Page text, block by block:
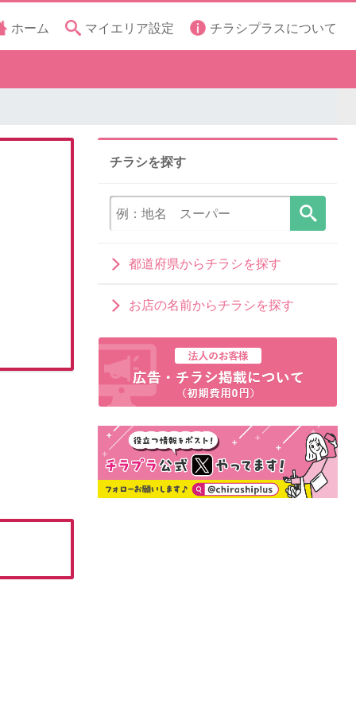
ホーム マイエリア設定 チラシプラスについて
チラシを探す
都道府県からチラシを探す
お店の名前からチラシを探す